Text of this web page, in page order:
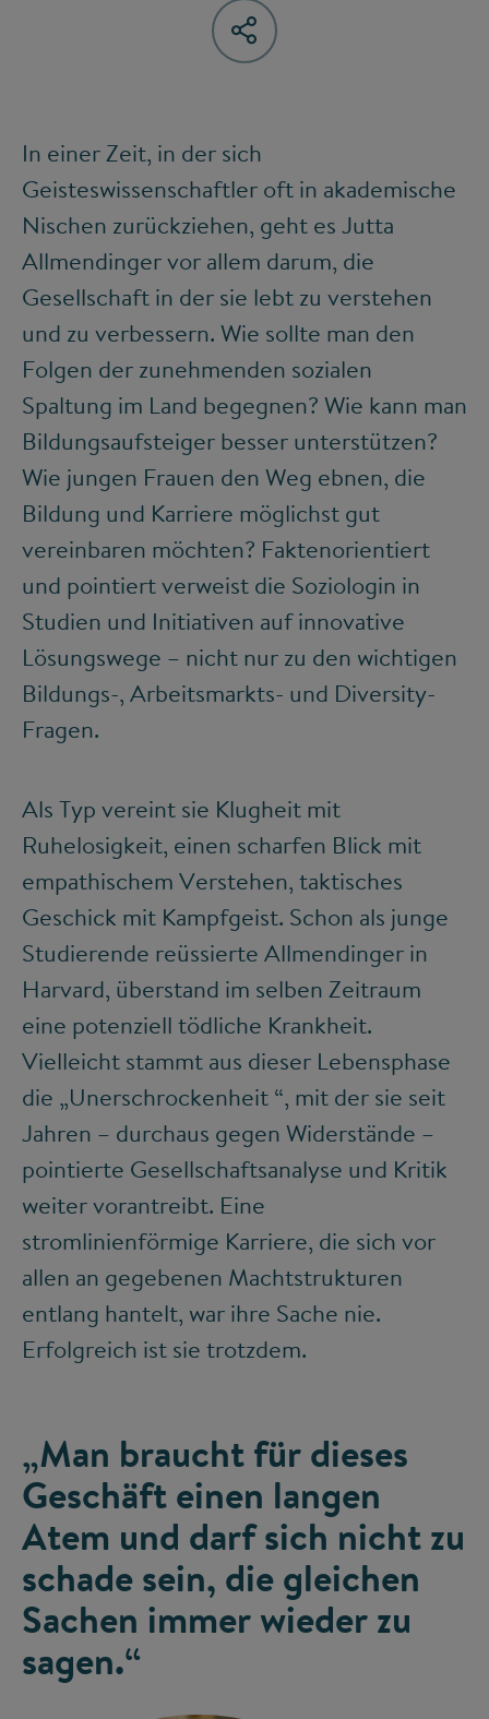
In einer Zeit, in der sich
Geisteswissenschaftler oft in akademische
Nischen zurückziehen, geht es Jutta
Allmendinger vor allem darum, die
Gesellschaft in der sie lebt zu verstehen
und zu verbessern. Wie sollte man den
Folgen der zunehmenden sozialen
Spaltung im Land begegnen? Wie kann man
Bildungsaufsteiger besser unterstützen?
Wie jungen Frauen den Weg ebnen, die
Bildung und Karriere möglichst gut
vereinbaren möchten? Faktenorientiert
und pointiert verweist die Soziologin in
Studien und Initiativen auf innovative
Lösungswege – nicht nur zu den wichtigen
Bildungs-, Arbeitsmarkts- und Diversity-
Fragen.
Als Typ vereint sie Klugheit mit
Ruhelosigkeit, einen scharfen Blick mit
empathischem Verstehen, taktisches
Geschick mit Kampfgeist. Schon als junge
Studierende reüssierte Allmendinger in
Harvard, überstand im selben Zeitraum
eine potenziell tödliche Krankheit.
Vielleicht stammt aus dieser Lebensphase
die „Unerschrockenheit “, mit der sie seit
Jahren ­– durchaus gegen Widerstände –
pointierte Gesellschaftsanalyse und Kritik
weiter vorantreibt. Eine
stromlinienförmige Karriere, die sich vor
allen an gegebenen Machtstrukturen
entlang hantelt, war ihre Sache nie.
Erfolgreich ist sie trotzdem.
„Man braucht für dieses
Geschäft einen langen
Atem und darf sich nicht zu
schade sein, die gleichen
Sachen immer wieder zu
sagen.“